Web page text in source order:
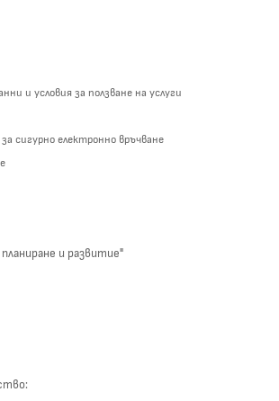
и условия за ползване на услуги
сигурно електронно връчване
и развитие"